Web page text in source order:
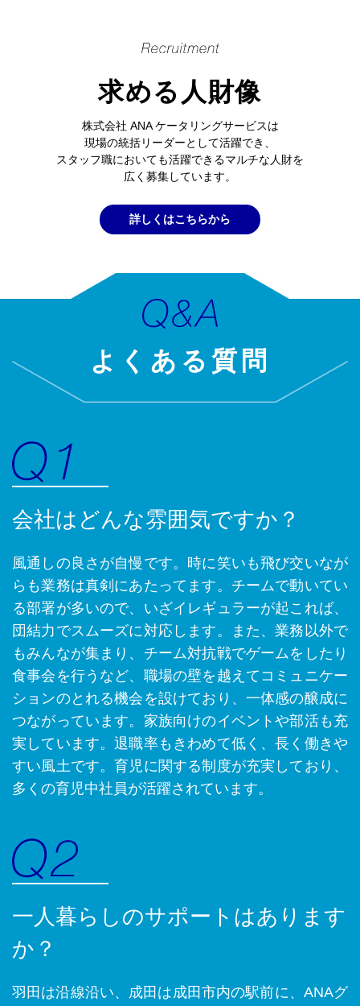
求める人財像
株式会社 ANA ケータリングサービスは
現場の統括リーダーとして活躍でき、
スタッフ職においても活躍できるマルチな人財を
広く募集しています。
詳しくはこちらから
よくある質問
会社はどんな雰囲気ですか？
風通しの良さが自慢です。時に笑いも飛び交いなが
らも業務は真剣にあたってます。チームで動いてい
る部署が多いので、いざイレギュラーが起これば、
団結力でスムーズに対応します。また、業務以外で
もみんなが集まり、チーム対抗戦でゲームをしたり
食事会を行うなど、職場の壁を越えてコミュニケー
ションのとれる機会を設けており、一体感の醸成に
つながっています。家族向けのイベントや部活も充
実しています。退職率もきわめて低く、長く働きや
すい風土です。育児に関する制度が充実しており、
多くの育児中社員が活躍されています。
一人暮らしのサポートはあります
か？
羽田は沿線沿い、成田は成田市内の駅前に、ANAグ